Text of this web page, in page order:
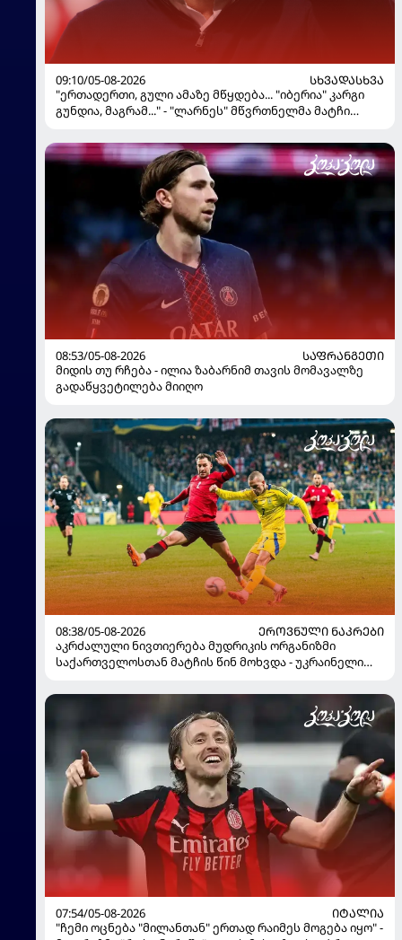
09:10/05-08-2026
ᲡᲮᲕᲐᲓᲐᲡᲮᲕᲐ
"ერთადერთი, გული ამაზე მწყდება... "იბერია" კარგი
გუნდია, მაგრამ..." - "ლარნეს" მწვრთნელმა მატჩი
მოჰყავს
08:53/05-08-2026
ᲡᲐᲤᲠᲐᲜᲒᲔᲗᲘ
მიდის თუ რჩება - ილია ზაბარნიმ თავის მომავალზე
გადაწყვეტილება მიიღო
08:38/05-08-2026
ᲔᲠᲝᲕᲜᲣᲚᲘ ᲜᲐᲙᲠᲔᲑᲘ
აკრძალული ნივთიერება მუდრიკის ორგანიზმი
საქართველოსთან მატჩის წინ მოხვდა - უკრაინელი
ინფორმაციას ავრცელებს
07:54/05-08-2026
ᲘᲢᲐᲚᲘᲐ
"ჩემი ოცნება "მილანთან" ერთად რაიმეს მოგება იყო" -